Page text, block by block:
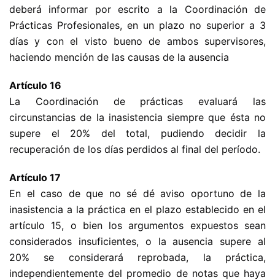
deberá informar por escrito a la Coordinación de
Prácticas Profesionales, en un plazo no superior a 3
días y con el visto bueno de ambos supervisores,
haciendo mención de las causas de la ausencia
Artículo 16
La Coordinación de prácticas evaluará las
circunstancias de la inasistencia siempre que ésta no
supere el 20% del total, pudiendo decidir la
recuperación de los días perdidos al final del período.
Artículo 17
En el caso de que no sé dé aviso oportuno de la
inasistencia a la práctica en el plazo establecido en el
artículo 15, o bien los argumentos expuestos sean
considerados insuficientes, o la ausencia supere al
20% se considerará reprobada, la práctica,
independientemente del promedio de notas que haya